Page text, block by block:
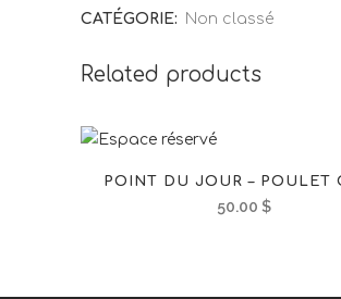
CATÉGORIE:
Non classé
Related products
POINT DU JOUR – POULET
50.00 $